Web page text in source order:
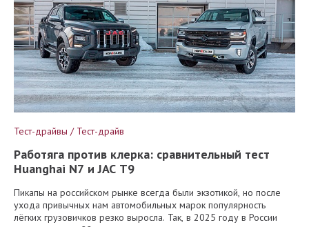
Тест-драйвы / Тест-драйв
Работяга против клерка: сравнительный тест
Huanghai N7 и JAC T9
Пикапы на российском рынке всегда были экзотикой, но после
ухода привычных нам автомобильных марок популярность
лёгких грузовичков резко выросла. Так, в 2025 году в России